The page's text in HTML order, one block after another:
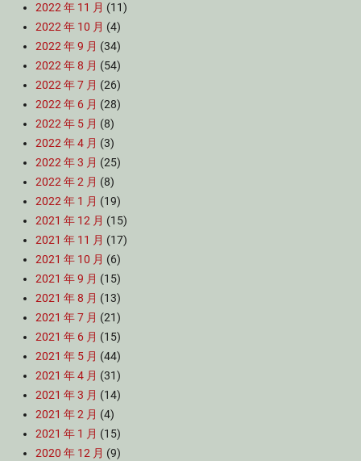
2022 年 11 月 (11)
2022 年 10 月 (4)
2022 年 9 月 (34)
2022 年 8 月 (54)
2022 年 7 月 (26)
2022 年 6 月 (28)
2022 年 5 月 (8)
2022 年 4 月 (3)
2022 年 3 月 (25)
2022 年 2 月 (8)
2022 年 1 月 (19)
2021 年 12 月 (15)
2021 年 11 月 (17)
2021 年 10 月 (6)
2021 年 9 月 (15)
2021 年 8 月 (13)
2021 年 7 月 (21)
2021 年 6 月 (15)
2021 年 5 月 (44)
2021 年 4 月 (31)
2021 年 3 月 (14)
2021 年 2 月 (4)
2021 年 1 月 (15)
2020 年 12 月 (9)